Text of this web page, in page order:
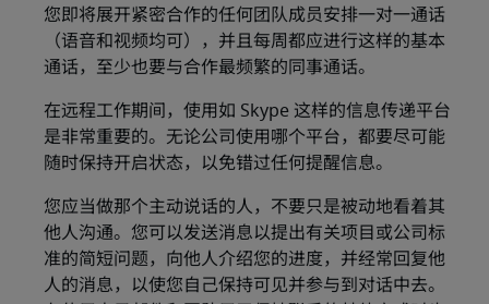
您即将展开紧密合作的任何团队成员安排一对一通话
（语音和视频均可），并且每周都应进行这样的基本
通话，至少也要与合作最频繁的同事通话。
在远程工作期间，使用如 Skype 这样的信息传递平台
是非常重要的。无论公司使用哪个平台，都要尽可能
随时保持开启状态，以免错过任何提醒信息。
您应当做那个主动说话的人，不要只是被动地看着其
他人沟通。您可以发送消息以提出有关项目或公司标
准的简短问题，向他人介绍您的进度，并经常回复他
人的消息，以使您自己保持可见并参与到对话中去。